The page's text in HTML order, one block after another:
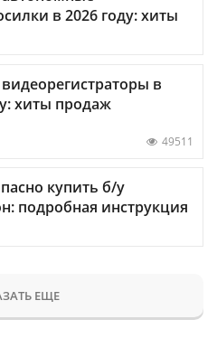
в 2026 году: хиты
в
хиты продаж
49511
купить б/у
подробная инструкция
ЕЩЕ